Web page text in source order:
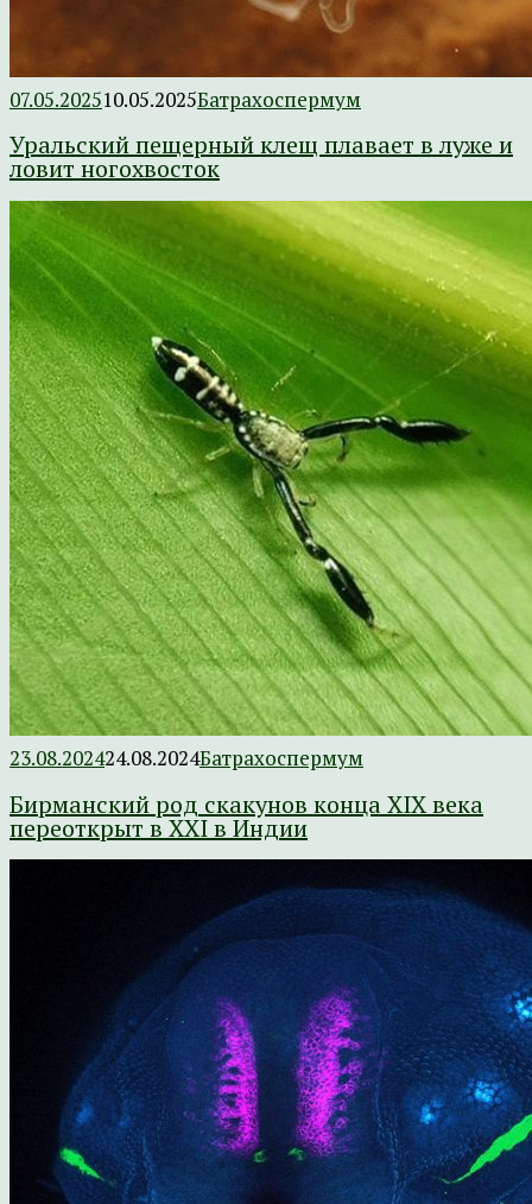
07.05.202510.05.2025Батрахоспермум
Уральский пещерный клещ плавает в луже и
ловит ногохвосток
23.08.202424.08.2024Батрахоспермум
Бирманский род скакунов конца XIX века
переоткрыт в XXI в Индии